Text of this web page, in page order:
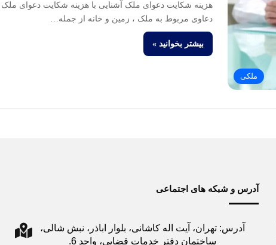
ملکی
هزینه شکایت دعوای ملک آشنایی با هزینه شکایت دعوای ملک
دعاوی مربوط به ملک ، زمین و خانه از جمله…
بیشتر بخوانید »
آدرس و شبکه های اجتماعی
آدرس: تهران، آیت اله کاشانی، بلوار اباذر، نبش شالی،
ساختمان دفتر خدمات قضایی، واحد 6.